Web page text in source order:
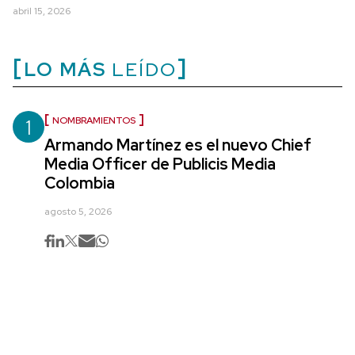
abril 15, 2026
LO MÁS LEÍDO
1 NOMBRAMIENTOS
Armando Martínez es el nuevo Chief
Media Officer de Publicis Media
Colombia
agosto 5, 2026